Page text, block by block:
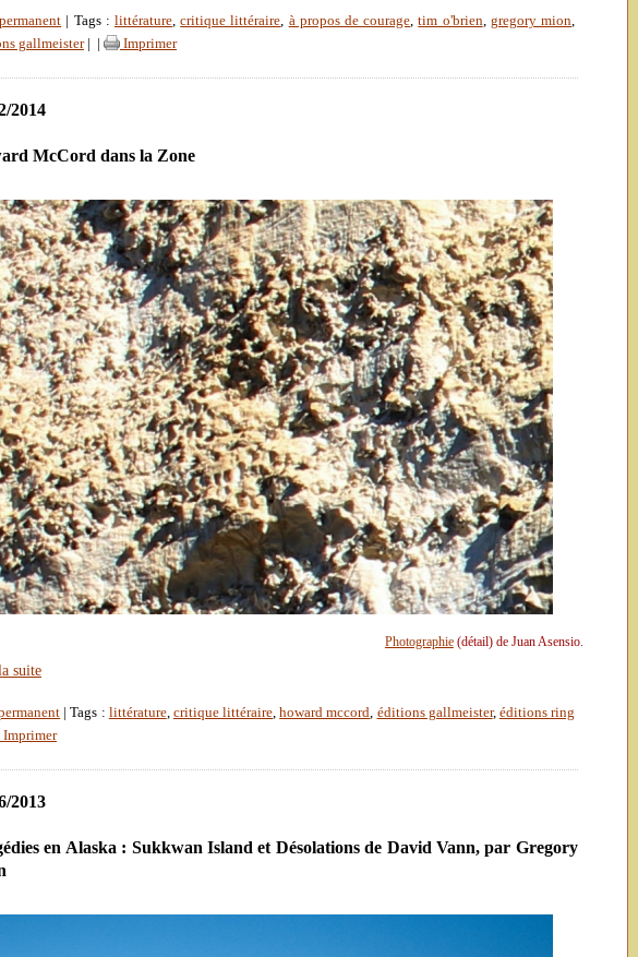
| Tags : littérature,critique littéraire, à propos de courage,tim o'brien, gregory mion,
gallmeister| Imprimer
2014
McCord dans la Zone
Photographie(détail) de Juan Asensio.
suite
| Tags : littérature, critique littéraire,howard mccord, éditions gallmeister, éditions ring
Imprimer
2013
en Alaska : Sukkwan Island et Désolations de David Vann, par Gregory